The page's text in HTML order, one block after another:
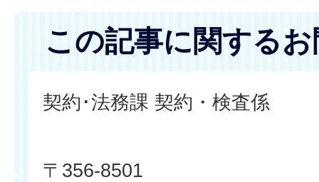
この記事に関する
契約･法務課 契約・検査係
〒356-8501